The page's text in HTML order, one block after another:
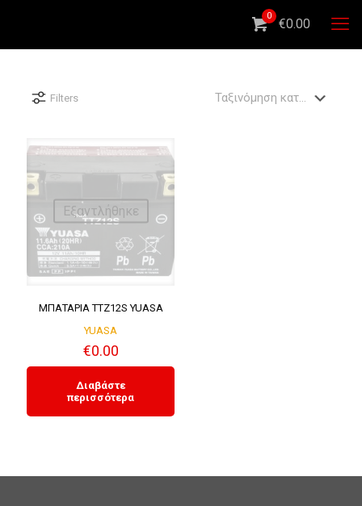
0
€0.00
Filters
Εξαντλήθηκε
ΜΠΑΤΑΡΙΑ TTZ12S YUASA
YUASA
€0.00
Διαβάστε
περισσότερα